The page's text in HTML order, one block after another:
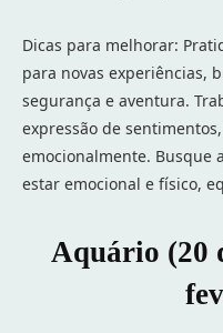
Dicas para melhorar:
para novas experiências,
segurança e aventura.
expressão de
emocionalmente. Busque
estar emocional e físico,
Aquário (20